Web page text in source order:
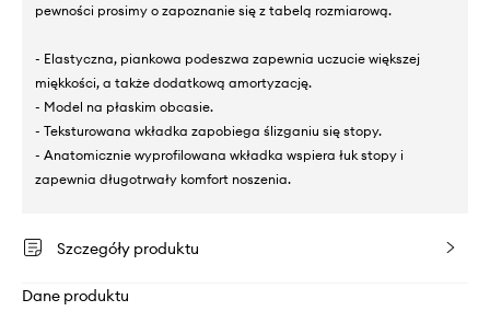
pewności prosimy o zapoznanie się z tabelą rozmiarową.
- Elastyczna, piankowa podeszwa zapewnia uczucie większej
miękkości, a także dodatkową amortyzację.
- Model na płaskim obcasie.
- Teksturowana wkładka zapobiega ślizganiu się stopy.
- Anatomicznie wyprofilowana wkładka wspiera łuk stopy i
zapewnia długotrwały komfort noszenia.
Szczegóły produktu
Dane produktu